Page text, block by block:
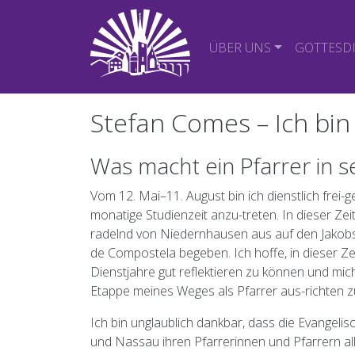
ÜBER UNS
Stefan Comes – Ich
Was macht ein Pfarrer in
Vom 12. Mai–11. August bin ich dienstlich frei-
monatige Studienzeit anzu-treten. In dieser
radelnd von Niedernhausen aus auf den
de Compostela begeben. Ich hoffe, in dieser
Dienstjahre gut reflektieren zu können und
Etappe meines Weges als Pfarrer aus-richten
Ich bin unglaublich dankbar, dass die
und Nassau ihren Pfarrerinnen und Pfarrern